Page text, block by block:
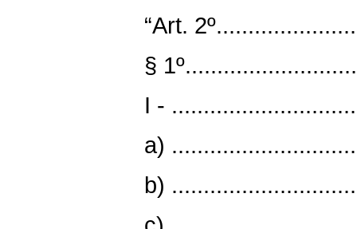
“Art.
§
I -
a)
b)